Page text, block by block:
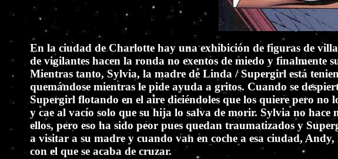
En la ciudad de Charlotte hay una exhibición de figuras de
de vigilantes hacen la ronda no exentos de miedo y finalmente
Mientras tanto, Sylvia, la madre de Linda / Supergirl está
quemándose mientras le pide ayuda a gritos. Cuando se
Supergirl flotando en el aire diciéndoles que los quiere pero
y cae al vacío solo que su hija lo salva de morir. Sylvia no
ellos, pero eso ha sido peor pues quedan traumatizados y
a visitar a su madre y cuando van en coche a esa ciudad,
con el que se acaba de cruzar.